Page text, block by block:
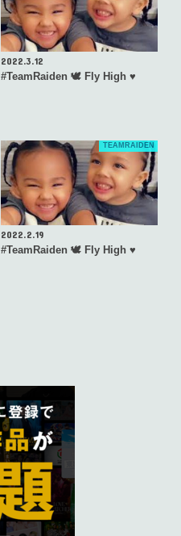
2022.3.12
#TeamRaiden 🕊 Fly High ♥️
TEAMRAIDEN
2022.2.19
#TeamRaiden 🕊 Fly High ♥️